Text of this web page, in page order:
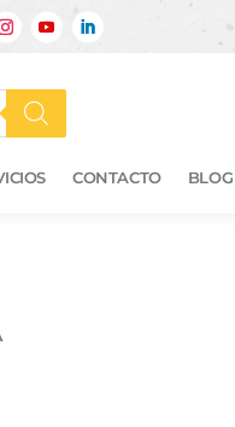
CONTACTO BLOG